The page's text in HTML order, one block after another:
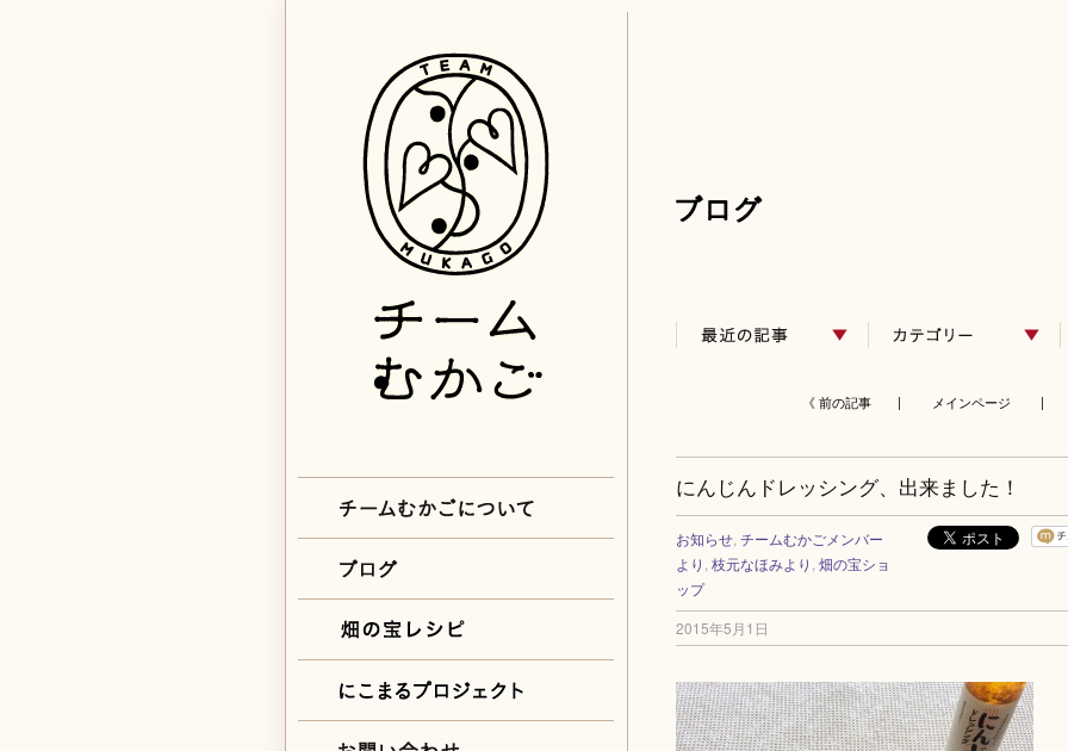
《 前の記事 | メインページ |
にんじんドレッシング、出来ました！
お知らせ, チームむかごメンバー
より 枝元なほみより 畑の宝ショ
ップ
2015年5月1日